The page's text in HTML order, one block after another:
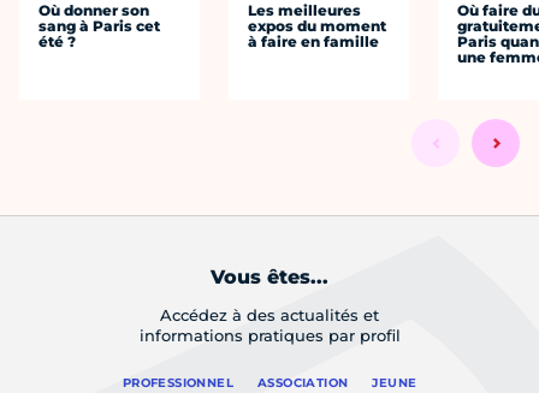
Où donner son
sang à Paris cet
été ?
Les meilleures
expos du moment
à faire en famille
Où faire
Paris
une
Vous êtes...
Accédez à des actualités et
informations pratiques par profil
PROFESSIONNEL ASSOCIATION JEUNE